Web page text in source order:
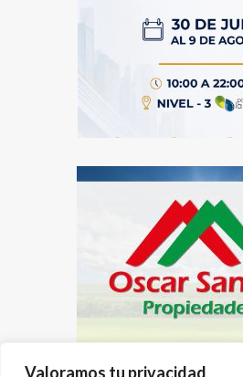
Valoramos tu privacidad